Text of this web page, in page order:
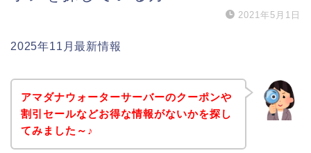
2021年5月1日
2025年11月最新情報
アマダナウォーターサーバーのクーポンや
割引セールなどお得な情報がないかを探し
てみました～♪